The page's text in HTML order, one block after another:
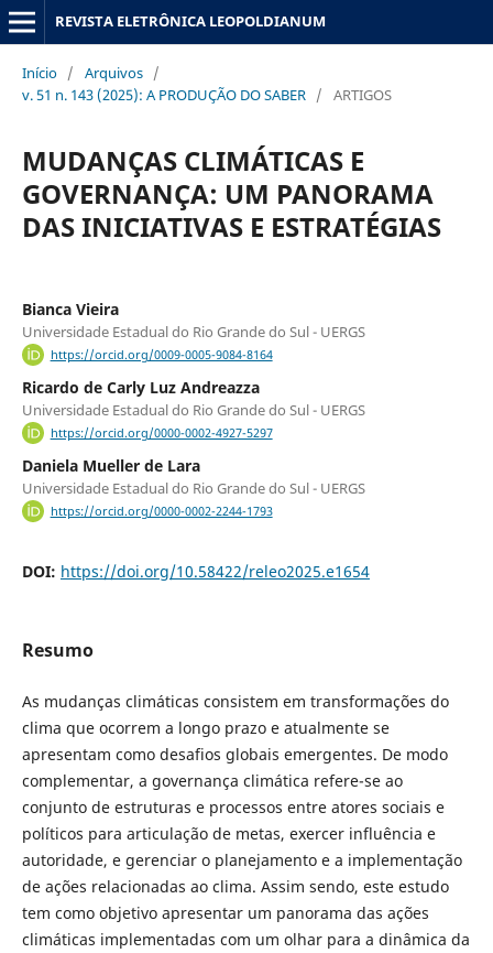
REVISTA ELETRÔNICA LEOPOLDIANUM
Início / Arquivos /
v. 51 n. 143 (2025): A PRODUÇÃO DO SABER / ARTIGOS
MUDANÇAS CLIMÁTICAS E
GOVERNANÇA: UM PANORAMA
DAS INICIATIVAS E ESTRATÉGIAS
Bianca Vieira
Universidade Estadual do Rio Grande do Sul - UERGS
https://orcid.org/0009-0005-9084-8164
Ricardo de Carly Luz Andreazza
Universidade Estadual do Rio Grande do Sul - UERGS
https://orcid.org/0000-0002-4927-5297
Daniela Mueller de Lara
Universidade Estadual do Rio Grande do Sul - UERGS
https://orcid.org/0000-0002-2244-1793
DOI: https://doi.org/10.58422/releo2025.e1654
Resumo
As mudanças climáticas consistem em transformações do
clima que ocorrem a longo prazo e atualmente se
apresentam como desafios globais emergentes. De modo
complementar, a governança climática refere-se ao
conjunto de estruturas e processos entre atores sociais e
políticos para articulação de metas, exercer influência e
autoridade, e gerenciar o planejamento e a implementação
de ações relacionadas ao clima. Assim sendo, este estudo
tem como objetivo apresentar um panorama das ações
climáticas implementadas com um olhar para a dinâmica da